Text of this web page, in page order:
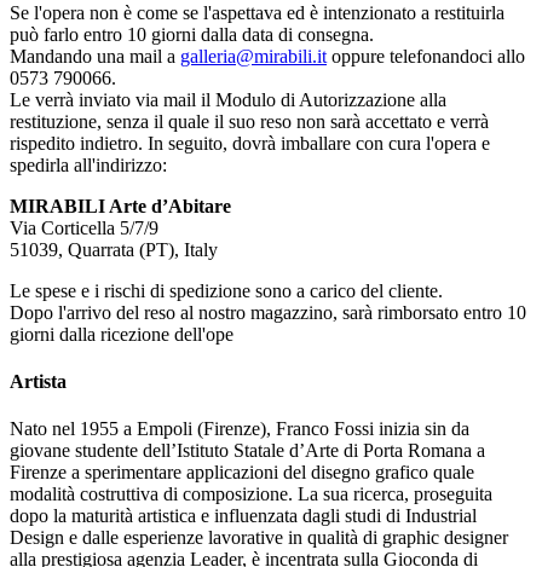
Se l'opera non è come se l'aspettava ed è intenzionato a restituirla
può farlo entro 10 giorni dalla data di consegna.
Mandando una mail a galleria@mirabili.it oppure telefonandoci allo
0573 790066.
Le verrà inviato via mail il Modulo di Autorizzazione alla
restituzione, senza il quale il suo reso non sarà accettato e verrà
rispedito indietro. In seguito, dovrà imballare con cura l'opera e
spedirla all'indirizzo:
MIRABILI Arte d’Abitare
Via Corticella 5/7/9
51039, Quarrata (PT), Italy
Le spese e i rischi di spedizione sono a carico del cliente.
Dopo l'arrivo del reso al nostro magazzino, sarà rimborsato entro 10
giorni dalla ricezione dell'ope
Artista
Nato nel 1955 a Empoli (Firenze), Franco Fossi inizia sin da
giovane studente dell’Istituto Statale d’Arte di Porta Romana a
Firenze a sperimentare applicazioni del disegno grafico quale
modalità costruttiva di composizione. La sua ricerca, proseguita
dopo la maturità artistica e influenzata dagli studi di Industrial
Design e dalle esperienze lavorative in qualità di graphic designer
alla prestigiosa agenzia Leader, è incentrata sulla Gioconda di